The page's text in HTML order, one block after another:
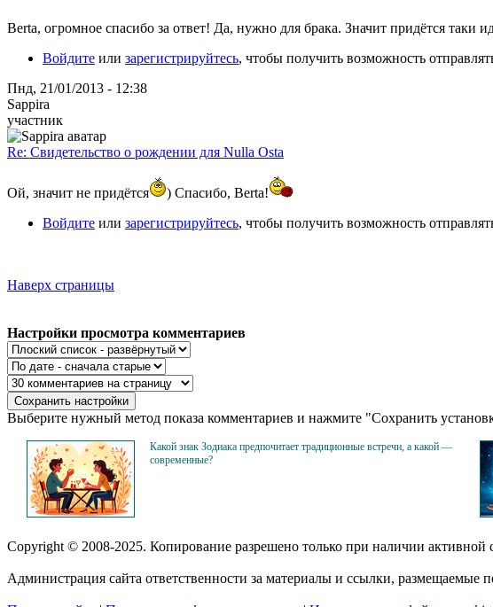
Berta, огромное спасибо за ответ! Да, нужно для брака. Значит придётся таки
Войдите или зарегистрируйтесь, чтобы получить возможность
Пнд, 21/01/2013 - 12:38
Sappira
участник
Re: Свидетельство о рождении для Nulla Osta
Ой, значит не придётся
) Спасибо, Berta!
Войдите или зарегистрируйтесь, чтобы получить возможность
Наверх страницы
Настройки просмотра комментариев
Выберите нужный метод показа комментариев и нажмите "Сохранить
Какой знак Зодиака предпочитает традиционные встречи, а какой —
современные?
Copyright © 2008-2025. Копирование разрешено только при наличии активной
Администрация сайта ответственности за материалы и ссылки, размещаемые